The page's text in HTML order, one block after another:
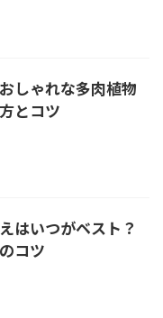
しゃれな多肉植物
とコツ
はいつがベスト？
コツ